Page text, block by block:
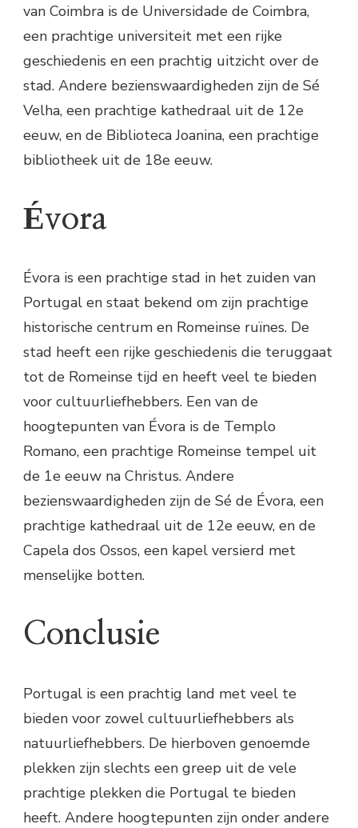
van Coimbra is de Universidade de Coimbra,
een prachtige universiteit met een rijke
geschiedenis en een prachtig uitzicht over de
stad. Andere bezienswaardigheden zijn de Sé
Velha, een prachtige kathedraal uit de 12e
eeuw, en de Biblioteca Joanina, een prachtige
bibliotheek uit de 18e eeuw.
Évora
Évora is een prachtige stad in het zuiden van
Portugal en staat bekend om zijn prachtige
historische centrum en Romeinse ruïnes. De
stad heeft een rijke geschiedenis die teruggaat
tot de Romeinse tijd en heeft veel te bieden
voor cultuurliefhebbers. Een van de
hoogtepunten van Évora is de Templo
Romano, een prachtige Romeinse tempel uit
de 1e eeuw na Christus. Andere
bezienswaardigheden zijn de Sé de Évora, een
prachtige kathedraal uit de 12e eeuw, en de
Capela dos Ossos, een kapel versierd met
menselijke botten.
Conclusie
Portugal is een prachtig land met veel te
bieden voor zowel cultuurliefhebbers als
natuurliefhebbers. De hierboven genoemde
plekken zijn slechts een greep uit de vele
prachtige plekken die Portugal te bieden
heeft. Andere hoogtepunten zijn onder andere